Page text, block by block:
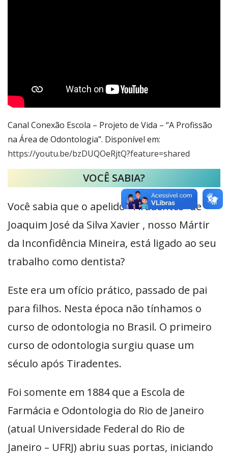
Canal Conexão Escola – Projeto de Vida – “A Profissão
na Área de Odontologia”. Disponível em:
https://youtu.be/bzDUQOeRjtQ?feature=shared
VOCÊ SABIA?
Você sabia que o apelido “Tiradentes” de
Joaquim José da Silva Xavier , nosso Mártir
da Inconfidência Mineira, está ligado ao seu
trabalho como dentista?
Este era um ofício prático, passado de pai
para filhos. Nesta época não tínhamos o
curso de odontologia no Brasil. O primeiro
curso de odontologia surgiu quase um
século após Tiradentes.
Foi somente em 1884 que a Escola de
Farmácia e Odontologia do Rio de Janeiro
(atual Universidade Federal do Rio de
Janeiro – UFRJ) abriu suas portas, iniciando